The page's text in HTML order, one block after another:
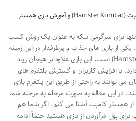
کسب درآمد از بازی همستر کامبت (Hamster Kombat) و آموزش بازی همستر
تنها برای سرگرمی بلکه به عنوان یک روش کسب
از بازی های جذاب و پرطرفدار در این زمینه
همستر کامبت (Hamster Kombat) است. این بازی علاوه بر هیجان زیاد
با افزایش کاربران و گسترش پلتفرم های
می توانند به راحتی از طریق این پلتفرم بازی
در این مقاله به صورت مرحله به مرحله شما
از همستر کامبت آشنا می کنم. اگر شما هم
پول درآوردن از بازی هستید حتماً ادامه